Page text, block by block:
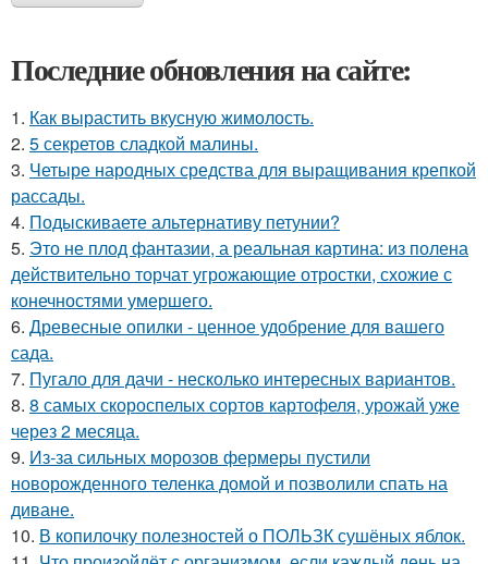
Последние обновления на сайте:
1. Как вырастить вкусную жимолость.
2. 5 секретов сладкой малины.
3. Четыре народных средства для выращивания крепкой
рассады.
4. Подыскиваете альтернативу петунии?
5. Это не плод фантазии, а реальная картина: из полена
действительно торчат угрожающие отростки, схожие с
конечностями умершего.
6. Древесные опилки - ценное удобрение для вашего
сада.
7. Пугало для дачи - несколько интересных вариантов.
8. 8 самых скороспелых сортов картофеля, урожай уже
через 2 месяца.
9. Из-за сильных морозов фермеры пустили
новорожденного теленка домой и позволили спать на
диване.
10. В копилочку полезностей о ПОЛЬЗК сушёных яблок.